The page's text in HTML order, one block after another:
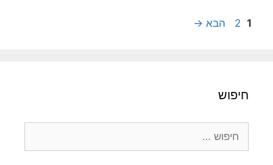
עמוד
1 עמוד
2 הבא →
חיפוש